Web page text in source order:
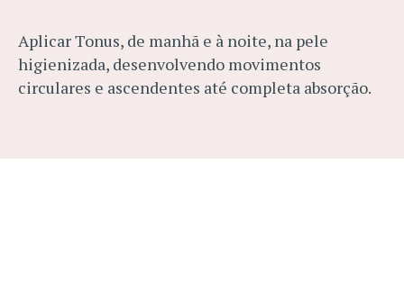
Aplicar Tonus, de manhã e à noite, na pele
higienizada, desenvolvendo movimentos
circulares e ascendentes até completa absorção.